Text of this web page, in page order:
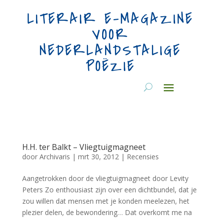
LITERAIR E-MAGAZINE
VOOR
NEDERLANDSTALIGE
POËZIE
H.H. ter Balkt – Vliegtuigmagneet
door Archivaris | mrt 30, 2012| Recensies
Aangetrokken door de vliegtuigmagneet door Levity
Peters Zo enthousiast zijn over een dichtbundel, dat je
zou willen dat mensen met je konden meelezen, het
plezier delen, de bewondering… Dat overkomt me na